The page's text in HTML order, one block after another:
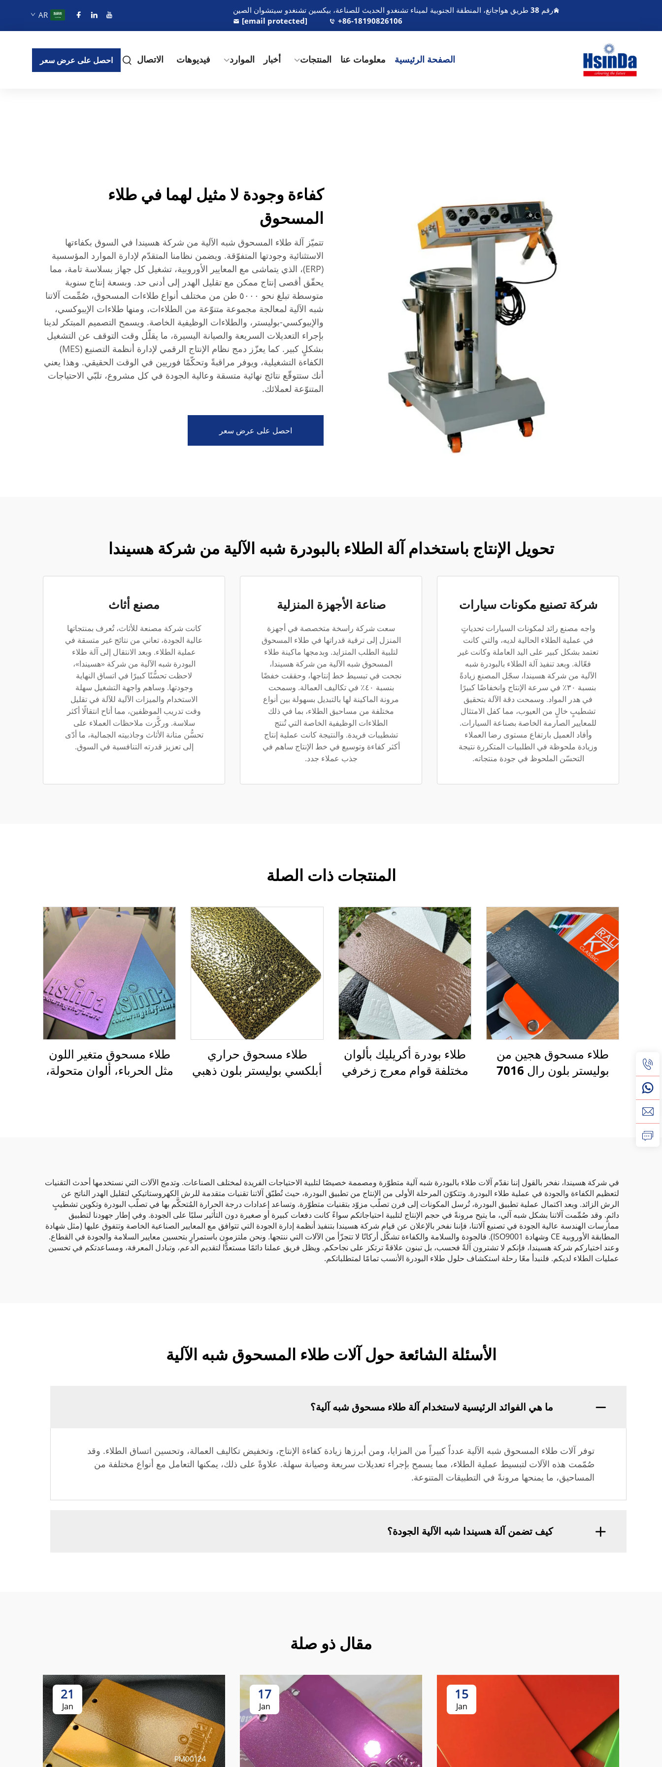
رقم 38 طريق هواجانغ، المنطقة الجنوبية لميناء تشنغدو الحديث للصناعة، بيكسين تشنغدو سيتشوان الصين
+86-18190826106
[email protected]
AR
الصفحة الرئيسية معلومات عنا المنتجات أخبار الموارد فيديوهات الاتصال احصل على عرض سعر
كفاءة وجودة لا مثيل لهما في طلاء
المسحوق
تتميّز آلة طلاء المسحوق شبه الآلية من شركة هسيندا في السوق بكفاءتها
الاستثنائية وجودتها المتفوّقة. ويضمن نظامنا المتقدّم لإدارة الموارد المؤسسية
(ERP)، الذي يتماشى مع المعايير الأوروبية، تشغيل كل جهاز بسلاسة تامة، مما
يحقّق أقصى إنتاج ممكن مع تقليل الهدر إلى أدنى حد. وبسعة إنتاج سنوية
متوسطة تبلغ نحو ٥٠٠٠ طن من مختلف أنواع طلاءات المسحوق، صُمِّمت آلاتنا
شبه الآلية لمعالجة مجموعة متنوّعة من الطلاءات، ومنها طلاءات الإيبوكسي،
والإيبوكسي-بوليستر، والطلاءات الوظيفية الخاصة. ويسمح التصميم المبتكر لدينا
بإجراء التعديلات السريعة والصيانة اليسيرة، ما يقلّل وقت التوقف عن التشغيل
بشكلٍ كبير. كما يعزّز دمج نظام الإنتاج الرقمي لإدارة أنظمة التصنيع (MES)
الكفاءة التشغيلية، ويوفر مراقبةً وتحكّمًا فوريين في الوقت الحقيقي. وهذا يعني
أنك ستتوقّع نتائج نهائية متسقة وعالية الجودة في كل مشروع، تلبّي الاحتياجات
المتنوّعة لعملائك.
احصل على عرض سعر
تحويل الإنتاج باستخدام آلة الطلاء بالبودرة شبه الآلية من شركة هسيندا
شركة تصنيع مكونات سيارات
واجه مصنع رائد لمكونات السيارات تحدياتٍ
في عملية الطلاء الحالية لديه، والتي كانت
تعتمد بشكل كبير على اليد العاملة وكانت غير
فعّالة. وبعد تنفيذ آلة الطلاء بالبودرة شبه
الآلية من شركة هسيندا، سجّل المصنع زيادةً
بنسبة ٣٠٪ في سرعة الإنتاج وانخفاضًا كبيرًا
في هدر المواد. وسمحت دقة الآلة بتحقيق
تشطيبٍ خالٍ من العيوب، مما كفل الامتثال
للمعايير الصارمة الخاصة بصناعة السيارات.
وأفاد العميل بارتفاع مستوى رضا العملاء
وزيادة ملحوظة في الطلبيات المتكررة نتيجة
التحسّن الملحوظ في جودة منتجاته.
صناعة الأجهزة المنزلية
سعت شركة راسخة متخصصة في أجهزة
المنزل إلى ترقية قدراتها في طلاء المسحوق
لتلبية الطلب المتزايد. وبدمجها ماكينة طلاء
المسحوق شبه الآلية من شركة هسيندا،
نجحت في تبسيط خط إنتاجها، وحققت خفضًا
بنسبة ٤٠٪ في تكاليف العمالة. وسمحت
مرونة الماكينة لها بالتبديل بسهولة بين أنواع
مختلفة من مساحيق الطلاء، بما في ذلك
الطلاءات الوظيفية الخاصة التي تُنتج
تشطيبات فريدة. والنتيجة كانت عملية إنتاج
أكثر كفاءة وتوسيع في خط الإنتاج ساهم في
جذب عملاء جدد.
مصنع أثاث
كانت شركة مصنعة للأثاث، تُعرف بمنتجاتها
عالية الجودة، تعاني من نتائج غير متسقة في
عملية الطلاء. وبعد الانتقال إلى آلة طلاء
البودرة شبه الآلية من شركة «هسيندا»،
لاحظت تحسُّنًا كبيرًا في اتساق النهاية
وجودتها. وساهم واجهة التشغيل سهلة
الاستخدام والميزات الآلية للآلة في تقليل
وقت تدريب الموظفين، مما أتاح انتقالًا أكثر
سلاسة. وركَّزت ملاحظات العملاء على
تحسُّن متانة الأثاث وجاذبيته الجمالية، ما أدّى
إلى تعزيز قدرته التنافسية في السوق.
المنتجات ذات الصلة
طلاء مسحوق هجين من
بوليستر بلون رال 7016
طلاء بودرة أكريليك بألوان
مختلفة قوام معرج زخرفي
طلاء مسحوق حراري
أبلكسي بوليستر بلون ذهبي
طلاء مسحوق متغير اللون
مثل الحرباء، ألوان متحولة،
في شركة هسيندا، نفخر بالقول إننا نقدّم آلات طلاء بالبودرة شبه آلية متطوّرة ومصممة خصيصًا لتلبية الاحتياجات الفريدة لمختلف الصناعات. وتدمج الآلات التي نستخدمها أحدث التقنيات
لتعظيم الكفاءة والجودة في عملية طلاء البودرة. وتتكوّن المرحلة الأولى من الإنتاج من تطبيق البودرة، حيث تُطبّق آلاتنا تقنيات متقدمة للرش الكهروستاتيكي لتقليل الهدر الناتج عن
الرش الزائد. وبعد اكتمال عملية تطبيق البودرة، تُرسل المكونات إلى فرن تصلّب مزوّد بتقنيات متطوّرة. وتساعد إعدادات درجة الحرارة المُتحكَّم بها في تصلّب البودرة وتكوين تشطيبٍ
دائمٍ. وقد صُمِّمت آلاتنا بشكل شبه آلي، ما يتيح مرونةً في حجم الإنتاج لتلبية احتياجاتكم سواءً كانت دفعات كبيرة أو صغيرة دون التأثير سلبًا على الجودة. وفي إطار جهودنا لتطبيق
ممارسات الهندسة عالية الجودة في تصنيع آلاتنا، فإننا نفخر بالإعلان عن قيام شركة هسيندا بتنفيذ أنظمة إدارة الجودة التي تتوافق مع المعايير الصناعية الخاصة وتتفوق عليها (مثل شهادة
المطابقة الأوروبية CE وشهادة ISO9001). فالجودة والسلامة والكفاءة تشكّل أركانًا لا تتجزّأ من الآلات التي ننتجها. ونحن ملتزمون باستمرارٍ بتحسين معايير السلامة والجودة في القطاع.
وعند اختياركم شركة هسيندا، فإنكم لا تشترون آلةً فحسب، بل تبنون علاقةً ترتكز على نجاحكم. ويظل فريق عملنا دائمًا مستعدًّا لتقديم الدعم، وتبادل المعرفة، ومساعدتكم في تحسين
عمليات الطلاء لديكم. فلنبدأ معًا رحلة استكشاف حلول طلاء البودرة الأنسب تمامًا لمتطلباتكم.
الأسئلة الشائعة حول آلات طلاء المسحوق شبه الآلية
ما هي الفوائد الرئيسية لاستخدام آلة طلاء مسحوق شبه آلية؟
توفر آلات طلاء المسحوق شبه الآلية عدداً كبيراً من المزايا، ومن أبرزها زيادة كفاءة الإنتاج، وتخفيض تكاليف العمالة، وتحسين اتساق الطلاء. وقد
صُمّمت هذه الآلات لتبسيط عملية الطلاء، مما يسمح بإجراء تعديلات سريعة وصيانة سهلة. علاوةً على ذلك، يمكنها التعامل مع أنواع مختلفة من
المساحيق، ما يمنحها مرونةً في التطبيقات المتنوعة.
كيف تضمن آلة هسيندا شبه الآلية الجودة؟
مقال ذو صلة
15
Jan
17
Jan
21
Jan